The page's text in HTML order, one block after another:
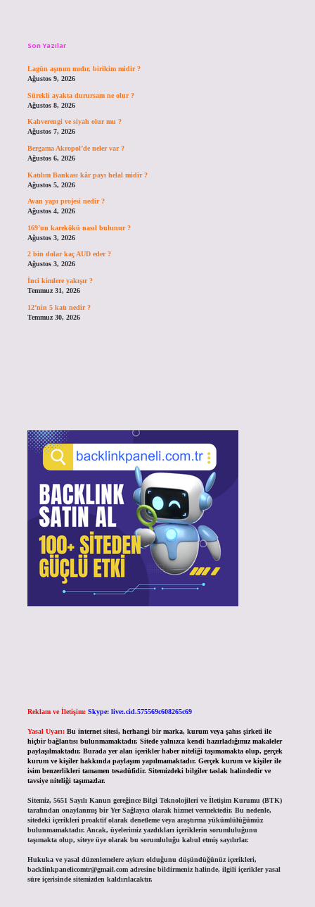
Son Yazılar
Lagün aşınım mıdır, birikim midir ?
Ağustos 9, 2026
Sürekli ayakta durursam ne olur ?
Ağustos 8, 2026
Kahverengi ve siyah olur mu ?
Ağustos 7, 2026
Bergama Akropol’de neler var ?
Ağustos 6, 2026
Katılım Bankası kâr payı helal midir ?
Ağustos 5, 2026
Avan yapı projesi nedir ?
Ağustos 4, 2026
169’un karekökü nasıl bulunur ?
Ağustos 3, 2026
2 bin dolar kaç AUD eder ?
Ağustos 3, 2026
İnci kimlere yakışır ?
Temmuz 31, 2026
12’nin 5 katı nedir ?
Temmuz 30, 2026
Reklam ve İletişim: Skype: live:.cid.575569c608265c69
Yasal Uyarı: Bu internet sitesi, herhangi bir marka, kurum veya şahıs şirketi ile
hiçbir bağlantısı bulunmamaktadır. Sitede yalnızca kendi hazırladığımız makaleler
paylaşılmaktadır. Burada yer alan içerikler haber niteliği taşımamakta olup, gerçek
kurum ve kişiler hakkında paylaşım yapılmamaktadır. Gerçek kurum ve kişiler ile
isim benzerlikleri tamamen tesadüfidir. Sitemizdeki bilgiler taslak halindedir ve
tavsiye niteliği taşımazlar.
Sitemiz, 5651 Sayılı Kanun gereğince Bilgi Teknolojileri ve İletişim Kurumu (BTK)
tarafından onaylanmış bir Yer Sağlayıcı olarak hizmet vermektedir. Bu nedenle,
sitedeki içerikleri proaktif olarak denetleme veya araştırma yükümlülüğümüz
bulunmamaktadır. Ancak, üyelerimiz yazdıkları içeriklerin sorumluluğunu
taşımakta olup, siteye üye olarak bu sorumluluğu kabul etmiş sayılırlar.
Hukuka ve yasal düzenlemelere aykırı olduğunu düşündüğünüz içerikleri,
backlinkpanelicomtr@gmail.comadresine bildirmeniz halinde, ilgili içerikler yasal
süre içerisinde sitemizden kaldırılacaktır.